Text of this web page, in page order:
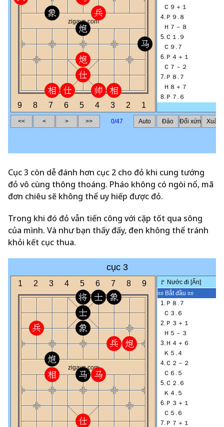
Cục 3 còn dễ đánh hơn cục 2 cho đỏ khi cung tướng
đỏ vô cùng thông thoáng. Pháo không có ngòi nổ, mã
đơn chiêu sẽ không thể uy hiếp được đỏ.
Trong khi đó đỏ vẫn tiến công với cặp tốt qua sông
của mình. Và như bạn thấy đấy, đen không thể tránh
khỏi kết cục thua.